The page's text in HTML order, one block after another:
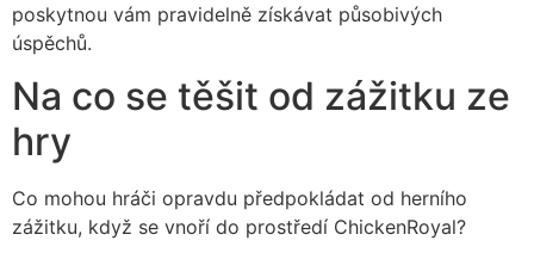
poskytnou vám pravidelně získávat působivých
úspěchů.
Na co se těšit od zážitku ze
hry
Co mohou hráči opravdu předpokládat od herního
zážitku, když se vnoří do prostředí ChickenRoyal?